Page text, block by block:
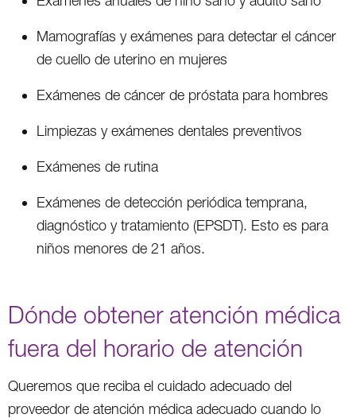
Mamografías y exámenes para detectar el cáncer
de cuello de uterino en mujeres
Exámenes de cáncer de próstata para hombres
Limpiezas y exámenes dentales preventivos
Exámenes de rutina
Exámenes de detección periódica temprana,
diagnóstico y tratamiento (EPSDT). Esto es para
niños menores de 21 años.
Dónde obtener atención médica
fuera del horario de atención
Queremos que reciba el cuidado adecuado del
proveedor de atención médica adecuado cuando lo